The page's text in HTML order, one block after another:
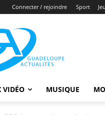
Connecter / rejoindre Sport
VIDÉO MUSIQUE